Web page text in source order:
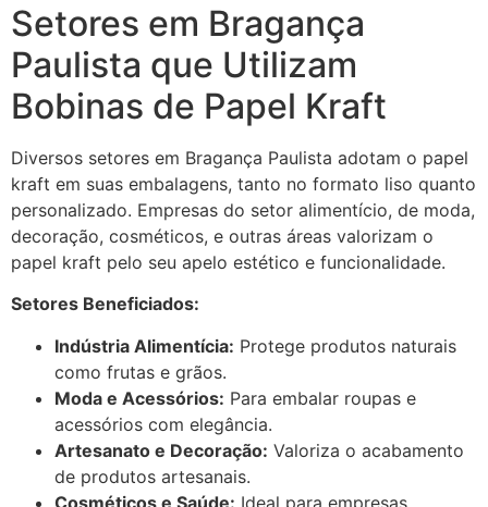
Setores em Bragança
Paulista que Utilizam
Bobinas de Papel Kraft
Diversos setores em Bragança Paulista adotam o papel
kraft em suas embalagens, tanto no formato liso quanto
personalizado. Empresas do setor alimentício, de moda,
decoração, cosméticos, e outras áreas valorizam o
papel kraft pelo seu apelo estético e funcionalidade.
Setores Beneficiados:
Indústria Alimentícia: Protege produtos naturais
como frutas e grãos.
Moda e Acessórios: Para embalar roupas e
acessórios com elegância.
Artesanato e Decoração: Valoriza o acabamento
de produtos artesanais.
Cosméticos e Saúde: Ideal para empresas